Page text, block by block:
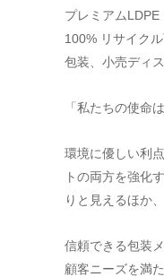
プレミアム
100% リサイク
包装、小売ディ
「私たちの使命
環境に優しい利点
トの両方を強化
りと見えるほか
信頼できる包装
顧客ニーズを満